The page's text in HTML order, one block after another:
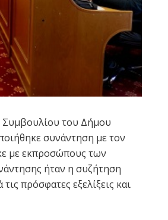
Συμβουλίου του Δήμου
συνάντηση με τον
με εκπροσώπους των
ήταν η συζήτηση
πρόσφατες εξελίξεις και